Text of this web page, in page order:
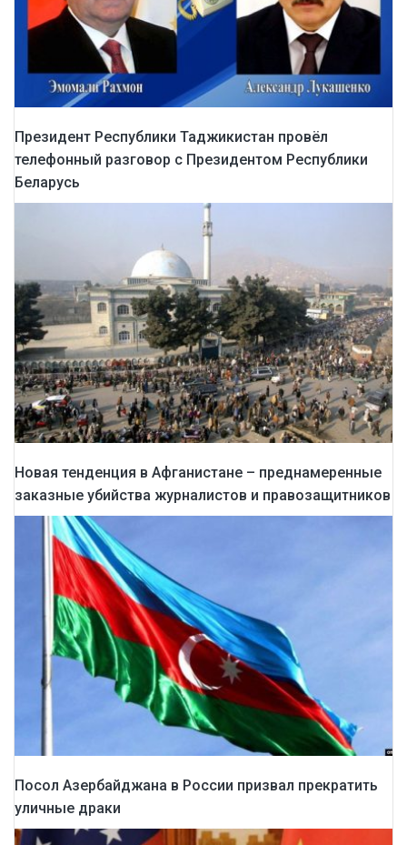
Президент Республики Таджикистан провёл
телефонный разговор с Президентом Республики
Беларусь
Новая тенденция в Афганистане – преднамеренные
заказные убийства журналистов и правозащитников
Посол Азербайджана в России призвал прекратить
уличные драки